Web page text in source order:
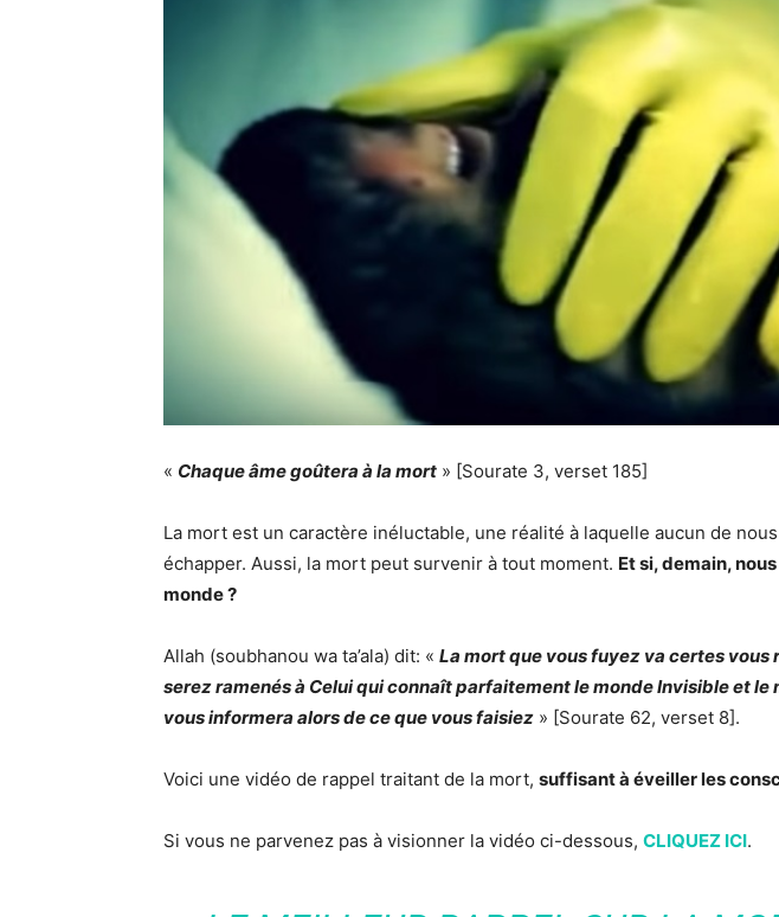
« Chaque âme goûtera à la mort » [Sourate 3, verset 185]
La mort est un caractère inéluctable, une réalité à laquelle aucun de
échapper. Aussi, la mort peut survenir à tout moment. Et si, demain,
monde ?
Allah (soubhanou wa ta’ala) dit: « La mort que vous fuyez va certes vous
serez ramenés à Celui qui connaît parfaitement le monde Invisible et le
vous informera alors de ce que vous faisiez » [Sourate 62, verset 8].
Voici une vidéo de rappel traitant de la mort, suffisant à éveiller les
Si vous ne parvenez pas à visionner la vidéo ci-dessous, CLIQUEZ ICI.